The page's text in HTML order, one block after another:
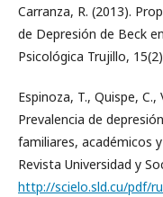
Carranza, R. (2013).
de Depresión de Beck
Psicológica Trujillo,
Espinoza, T., Quispe, C.,
Prevalencia de
familiares, académicos
Revista Universidad y
http://scielo.sld.cu/pdf/